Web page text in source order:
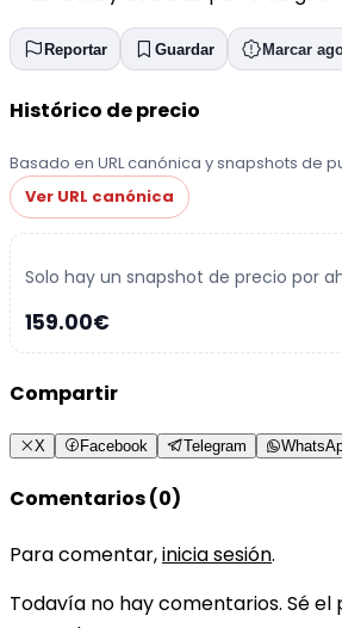
Reportar Guardar Marcar
Histórico de precio
Basado en URL canónica y snapshots de
Ver URL canónica
Solo hay un snapshot de precio por
159.00€
Compartir
X Facebook Telegram
Comentarios (0)
Para comentar,inicia sesión.
Todavía no hay comentarios. Sé el